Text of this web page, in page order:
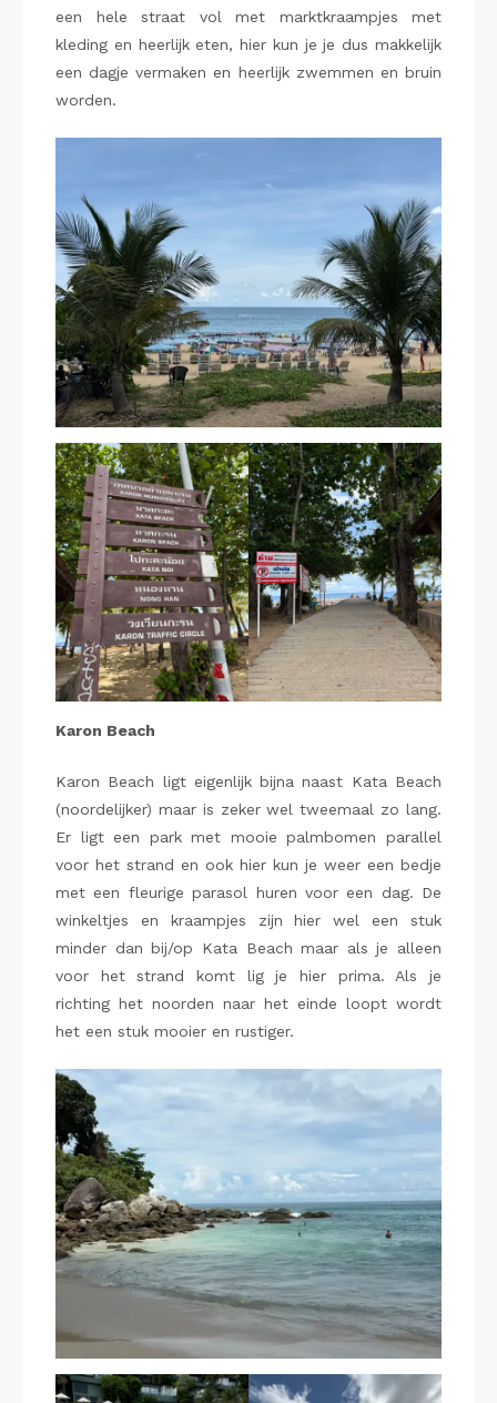
een hele straat vol met marktkraampjes met
kleding en heerlijk eten, hier kun je je dus makkelijk
een dagje vermaken en heerlijk zwemmen en bruin
worden.
Karon Beach
Karon Beach ligt eigenlijk bijna naast Kata Beach
(noordelijker) maar is zeker wel tweemaal zo lang.
Er ligt een park met mooie palmbomen parallel
voor het strand en ook hier kun je weer een bedje
met een fleurige parasol huren voor een dag. De
winkeltjes en kraampjes zijn hier wel een stuk
minder dan bij/op Kata Beach maar als je alleen
voor het strand komt lig je hier prima. Als je
richting het noorden naar het einde loopt wordt
het een stuk mooier en rustiger.